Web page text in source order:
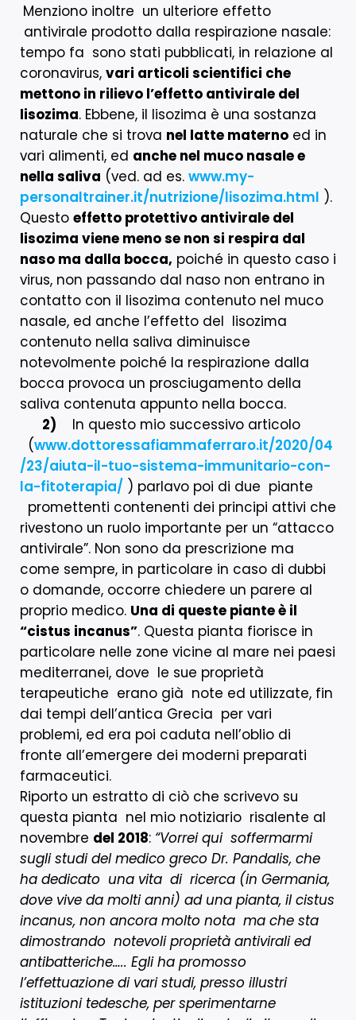
Menziono inoltre un ulteriore effetto
antivirale prodotto dalla respirazione nasale:
tempo fa sono stati pubblicati, in relazione al
coronavirus, vari articoli scientifici che
mettono in rilievo l’effetto antivirale del
lisozima. Ebbene, il lisozima è una sostanza
naturale che si trova nel latte materno ed in
vari alimenti, ed anche nel muco nasale e
nella saliva (ved. ad es. www.my-
personaltrainer.it/nutrizione/lisozima.html ).
Questo effetto protettivo antivirale del
lisozima viene meno se non si respira dal
naso ma dalla bocca, poiché in questo caso i
virus, non passando dal naso non entrano in
contatto con il lisozima contenuto nel muco
nasale, ed anche l’effetto del lisozima
contenuto nella saliva diminuisce
notevolmente poiché la respirazione dalla
bocca provoca un prosciugamento della
saliva contenuta appunto nella bocca.
2) In questo mio successivo articolo
(www.dottoressafiammaferraro.it/2020/04
/23/aiuta-il-tuo-sistema-immunitario-con-
la-fitoterapia/ ) parlavo poi di due piante
promettenti contenenti dei principi attivi che
rivestono un ruolo importante per un “attacco
antivirale”. Non sono da prescrizione ma
come sempre, in particolare in caso di dubbi
o domande, occorre chiedere un parere al
proprio medico. Una di queste piante è il
“cistus incanus”. Questa pianta fiorisce in
particolare nelle zone vicine al mare nei paesi
mediterranei, dove le sue proprietà
terapeutiche erano già note ed utilizzate, fin
dai tempi dell’antica Grecia per vari
problemi, ed era poi caduta nell’oblio di
fronte all’emergere dei moderni preparati
farmaceutici.
Riporto un estratto di ciò che scrivevo su
questa pianta nel mio notiziario risalente al
novembre del 2018: “Vorrei qui soffermarmi
sugli studi del medico greco Dr. Pandalis, che
ha dedicato una vita di ricerca (in Germania,
dove vive da molti anni) ad una pianta, il cistus
incanus, non ancora molto nota ma che sta
dimostrando notevoli proprietà antivirali ed
antibatteriche….. Egli ha promosso
l’effettuazione di vari studi, presso illustri
istituzioni tedesche, per sperimentarne